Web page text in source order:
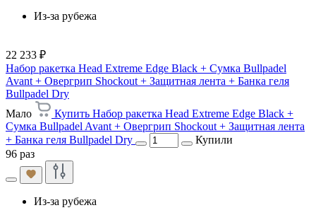
Из-за рубежа
22 233 ₽
Набор ракетка Head Extreme Edge Black + Сумка Bullpadel
Avant + Овергрип Shockout + Защитная лента + Банка геля
Bullpadel Dry
Мало
Купить Набор ракетка Head Extreme Edge Black +
Сумка Bullpadel Avant + Овергрип Shockout + Защитная лента
+ Банка геля Bullpadel Dry
Купили
96 раз
Из-за рубежа